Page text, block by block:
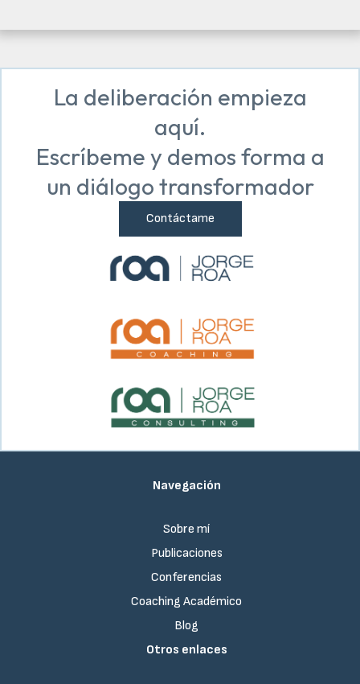
La deliberación empieza
aquí.
Escríbeme y demos forma a
un diálogo transformador
Contáctame
Navegación
Sobre mí
Publicaciones
Conferencias
Coaching Académico
Blog
Otros enlaces